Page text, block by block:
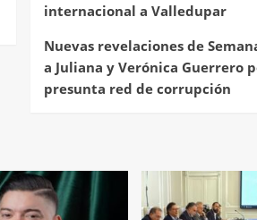
internacional a Valledupar
Nuevas revelaciones de
a Juliana y Verónica Guerrero
presunta red de corrupción